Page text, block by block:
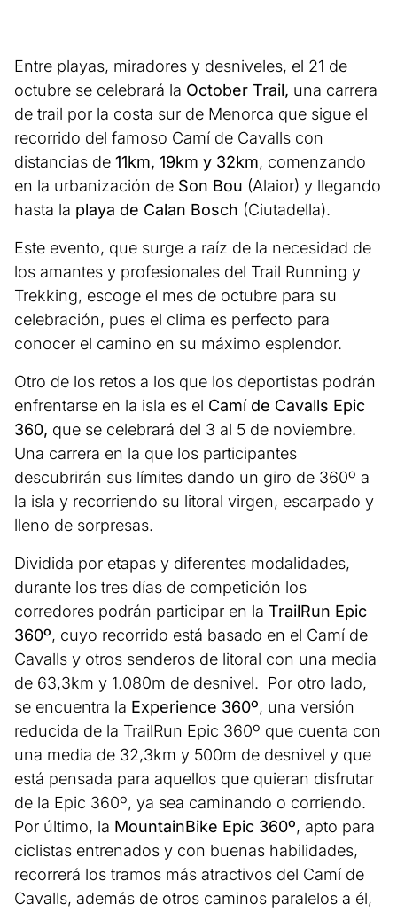
Entre playas, miradores y desniveles, el 21 de
octubre se celebrará la October Trail, una carrera
de trail por la costa sur de Menorca que sigue el
recorrido del famoso Camí de Cavalls con
distancias de 11km, 19km y 32km, comenzando
en la urbanización de Son Bou (Alaior) y llegando
hasta la playa de Calan Bosch (Ciutadella).
Este evento, que surge a raíz de la necesidad de
los amantes y profesionales del Trail Running y
Trekking, escoge el mes de octubre para su
celebración, pues el clima es perfecto para
conocer el camino en su máximo esplendor.
Otro de los retos a los que los deportistas podrán
enfrentarse en la isla es el Camí de Cavalls Epic
360, que se celebrará del 3 al 5 de noviembre.
Una carrera en la que los participantes
descubrirán sus límites dando un giro de 360º a
la isla y recorriendo su litoral virgen, escarpado y
lleno de sorpresas.
Dividida por etapas y diferentes modalidades,
durante los tres días de competición los
corredores podrán participar en la TrailRun Epic
360º, cuyo recorrido está basado en el Camí de
Cavalls y otros senderos de litoral con una media
de 63,3km y 1.080m de desnivel. Por otro lado,
se encuentra la Experience 360º, una versión
reducida de la TrailRun Epic 360º que cuenta con
una media de 32,3km y 500m de desnivel y que
está pensada para aquellos que quieran disfrutar
de la Epic 360º, ya sea caminando o corriendo.
Por último, la MountainBike Epic 360º, apto para
ciclistas entrenados y con buenas habilidades,
recorrerá los tramos más atractivos del Camí de
Cavalls, además de otros caminos paralelos a él,